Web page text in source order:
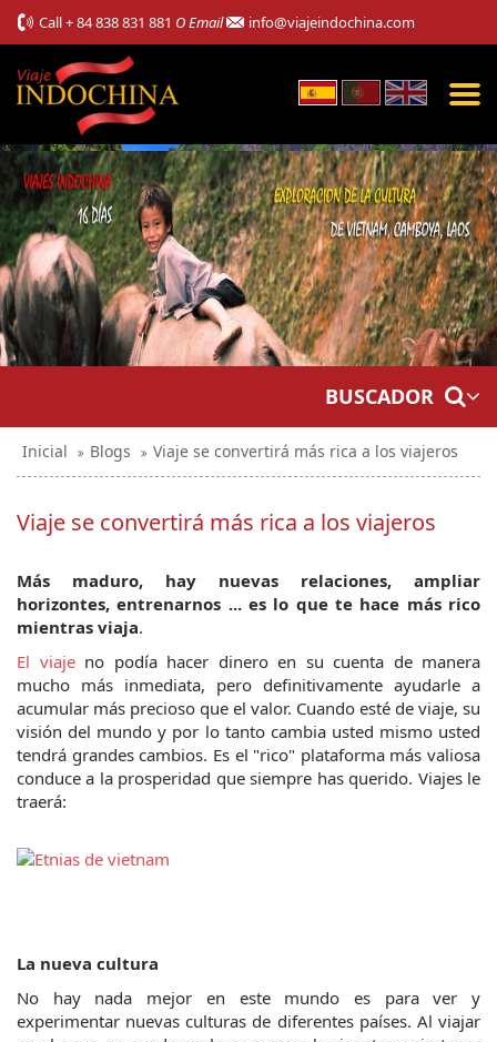
Call+ 84 838 831 881 O Email info@viajeindochina.com
BUSCADOR
Inicial Blogs Viaje se convertirá más rica a los viajeros
Viaje se convertirá más rica a los viajeros
Más maduro, hay nuevas relaciones, ampliar
horizontes, entrenarnos ... es lo que te hace más rico
mientras viaja.
El viaje no podía hacer dinero en su cuenta de manera
mucho más inmediata, pero definitivamente ayudarle a
acumular más precioso que el valor. Cuando esté de viaje, su
visión del mundo y por lo tanto cambia usted mismo usted
tendrá grandes cambios. Es el "rico" plataforma más valiosa
conduce a la prosperidad que siempre has querido. Viajes le
traerá:
La nueva cultura
No hay nada mejor en este mundo es para ver y
experimentar nuevas culturas de diferentes países. Al viajar